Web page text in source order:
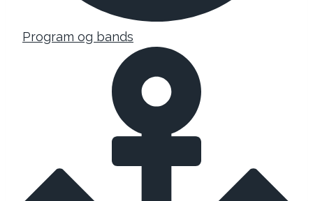
Program og bands